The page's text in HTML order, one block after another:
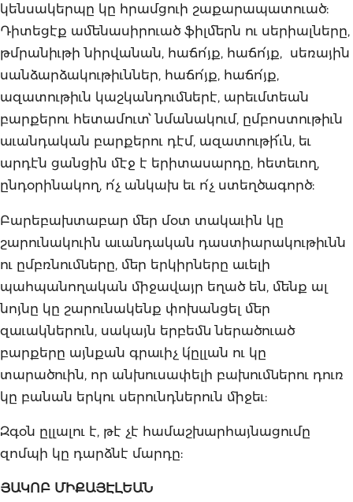
կենսակերպը կը հրամցուի շաքարապատուած:
Դիտեցէք ամենասիրուած ֆիլմերն ու սերիալները,
թմրանիւթի նիրվանան, հաճո՛յք, հաճո՛յք, սեռային
սանձարձակութիւններ, հաճո՛յք, հաճո՛յք,
ազատութիւն կաշկանդումներէ, արեւմտեան
բարքերու հետամուտ՝ նմանակում, ըմբոստութիւն
աւանդական բարքերու դէմ, ազատութի՜ւն, եւ
արդէն ցանցին մէջ է երիտասարդը, հետեւող,
ընդօրինակող, ո՛չ անկախ եւ ո՛չ ստեղծագործ:
Բարեբախտաբար մեր մօտ տակաւին կը
շարունակուին աւանդական դաստիարակութիւնն
ու ըմբռնումները, մեր երկիրները աւելի
պահպանողական միջավայր եղած են, մենք ալ
նոյնը կը շարունակենք փոխանցել մեր
զաւակներուն, սակայն երբեմն ներածուած
բարքերը այնքան գրաւիչ կ՛ըլլան ու կը
տարածուին, որ անխուսափելի բախումներու դուռ
կը բանան երկու սերունդներուն միջեւ:
Զգօն ըլլալու է, թէ չէ համաշխարհայնացումը
զոմպի կը դարձնէ մարդը:
ՅԱԿՈԲ ՄԻՔԱՅԷԼԵԱՆ